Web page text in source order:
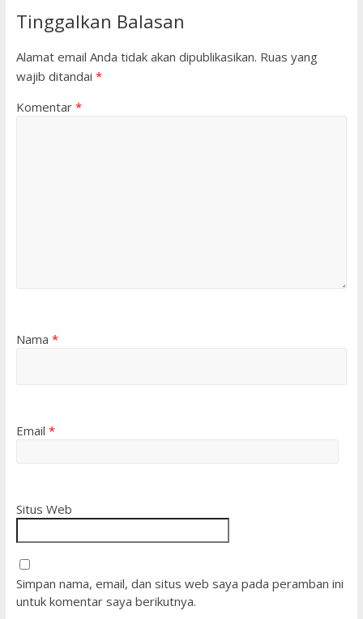
Tinggalkan Balasan
Alamat email Anda tidak akan dipublikasikan. Ruas yang
wajib ditandai *
Komentar *
Nama *
Email *
Situs Web
Simpan nama, email, dan situs web saya pada peramban ini
untuk komentar saya berikutnya.